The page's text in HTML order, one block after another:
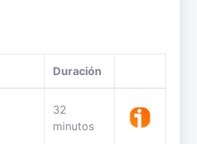
Duración
32
minutos